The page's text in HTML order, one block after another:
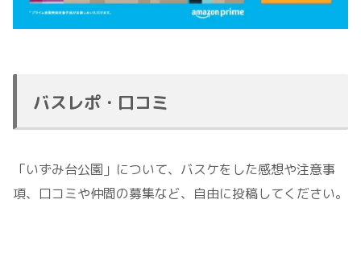
バスレポ・口コミ
「いずみ台公園」について、バスケをした感想や注意事
項、口コミや仲間の募集など、自由に投稿してください。